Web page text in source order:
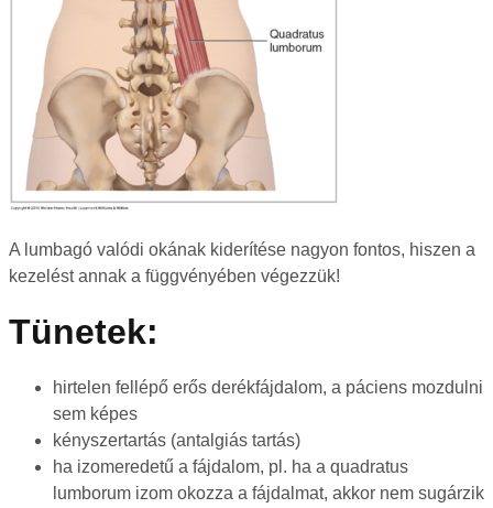
A lumbagó valódi okának kiderítése nagyon fontos, hiszen a
kezelést annak a függvényében végezzük!
Tünetek:
hirtelen fellépő erős derékfájdalom, a páciens mozdulni
sem képes
kényszertartás (antalgiás tartás)
ha izomeredetű a fájdalom, pl. ha a quadratus
lumborum izom okozza a fájdalmat, akkor nem sugárzik